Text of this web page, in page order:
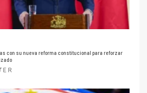
con su nueva reforma constitucional para reforzar
E R